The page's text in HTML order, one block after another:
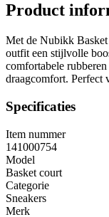
Product
Met de Nubikk Basket
outfit een stijlvolle
comfortabele
draagcomfort. Perfect
Specificaties
Item nummer
141000754
Model
Basket court
Categorie
Sneakers
Merk